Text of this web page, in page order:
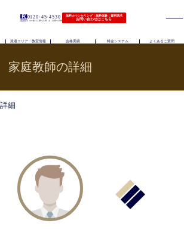
0120-45-4530
（電話受付）火〜金｜11時〜21時 土｜11時〜19時
無料カウンセリング｜無料体験｜資料請求
お問い合わせはこちら
派遣エリア・教室情報 合格実績 料金システム よくあるご質問
家庭教師の詳細
細